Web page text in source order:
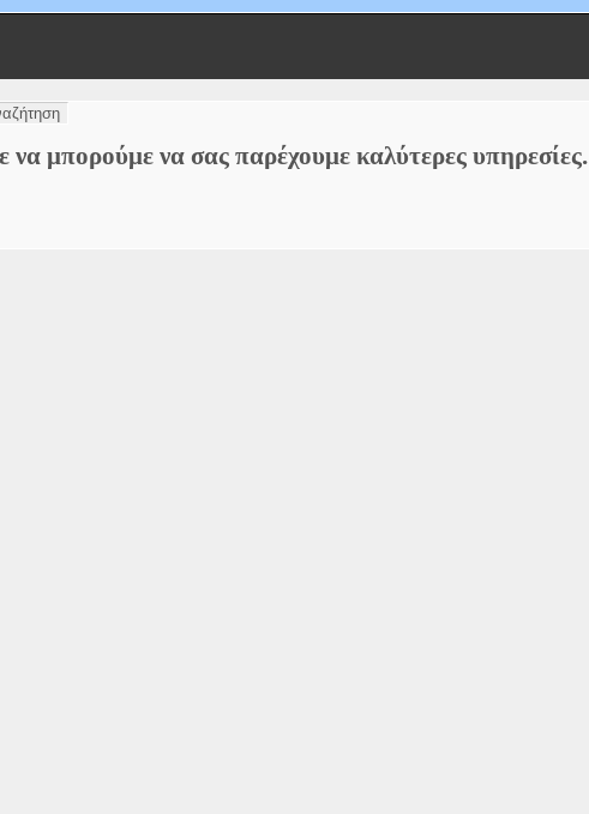
να μπορούμε να σας παρέχουμε καλύτερες υπηρεσίες.